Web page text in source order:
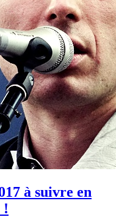
à suivre en
!